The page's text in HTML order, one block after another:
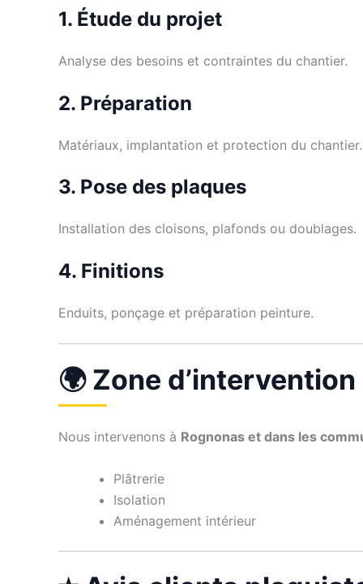
1. Étude du projet
Analyse des besoins et contraintes du chantier.
2. Préparation
Matériaux, implantation et protection du chantier.
3. Pose des plaques
Installation des cloisons, plafonds ou doublages.
4. Finitions
Enduits, ponçage et préparation peinture.
🌍 Zone d’intervention
Nous intervenons à Rognonas et dans les
Plâtrerie
Isolation
Aménagement intérieur